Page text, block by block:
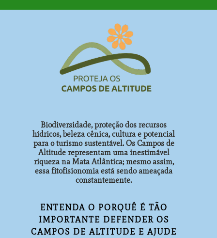
Biodiversidade, proteção dos recursos
hídricos, beleza cênica, cultura e potencial
para o turismo sustentável. Os Campos de
Altitude representam uma inestimável
riqueza na Mata Atlântica; mesmo assim,
essa fitofisionomia está sendo ameaçada
constantemente.
ENTENDA O PORQUÊ É TÃO
IMPORTANTE DEFENDER OS
CAMPOS DE ALTITUDE E AJUDE